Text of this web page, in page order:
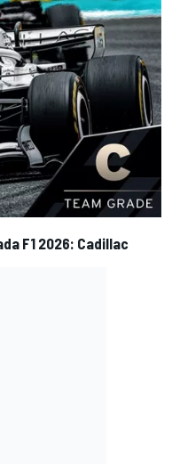
F1 2026: Cadillac